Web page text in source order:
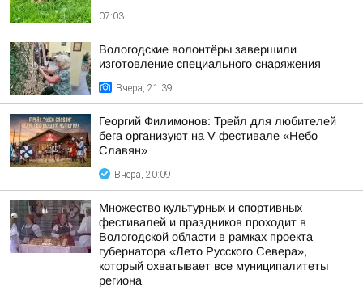
07:03
Вологодские волонтёры завершили
изготовление специального снаряжения
Вчера, 21:39
Георгий Филимонов: Трейл для любителей
бега организуют на V фестивале «Небо
Славян»
Вчера, 20:09
Множество культурных и спортивных
фестивалей и праздников проходит в
Вологодской области в рамках проекта
губернатора «Лето Русского Севера»,
который охватывает все муниципалитеты
региона